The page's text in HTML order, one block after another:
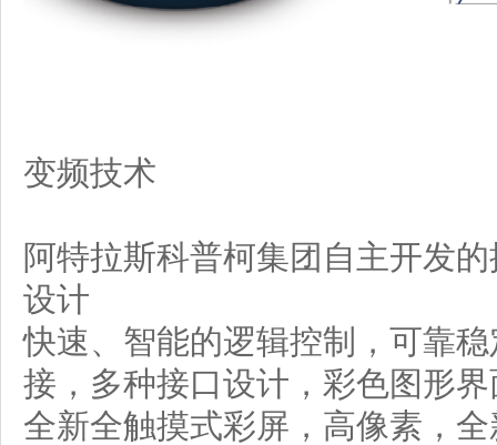
变频技术
阿特拉斯科普柯集团自主开发
设计
快速、智能的逻辑控制，可靠
接，多种接口设计，彩色图形界
全新全触摸式彩屏，高像素，全